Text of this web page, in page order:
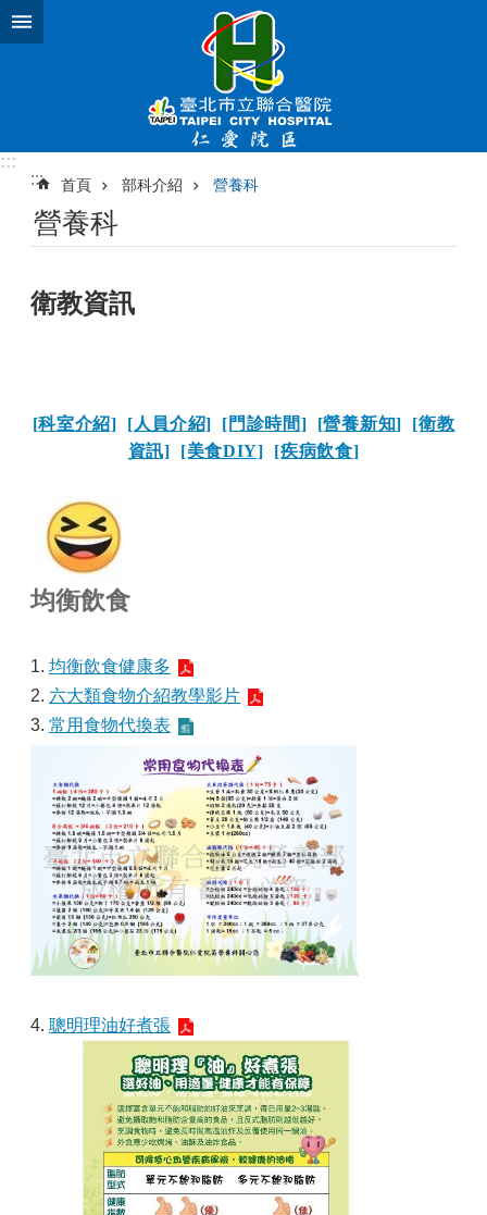
跳到主要內容區塊
:::
:::
首頁 部科介紹 營養科
營養科
衛教資訊
[科室介紹] [人員介紹] [門診時間] [營養新知]
[衛教
資訊]
[美食DIY] [疾病飲食]
均衡飲食
1. 均衡飲食健康多
2. 六大類食物介紹教學影片
3. 常用食物代換表
4. 聰明理油好煮張